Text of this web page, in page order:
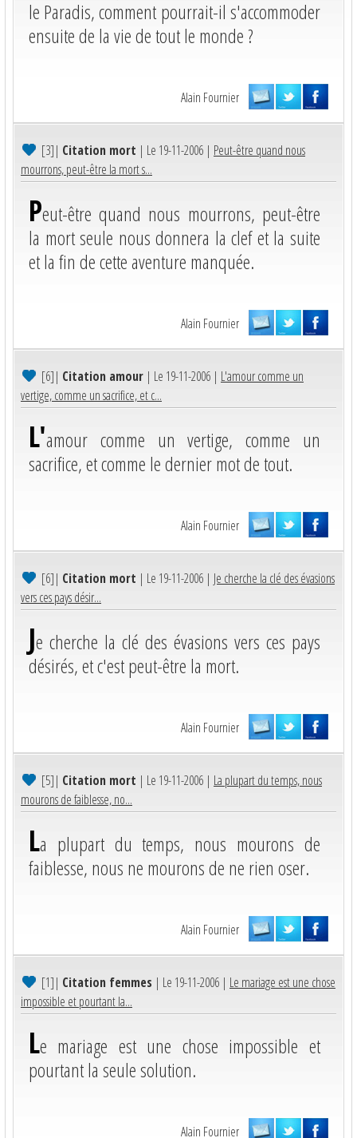
le Paradis, comment pourrait-il s'accommoder
ensuite de la vie de tout le monde ?
Alain Fournier
[3]| Citation mort | Le 19-11-2006 | Peut-être quand nous
mourrons, peut-être la mort s...
Peut-être quand nous mourrons, peut-être
la mort seule nous donnera la clef et la suite
et la fin de cette aventure manquée.
Alain Fournier
[6]| Citation amour | Le 19-11-2006 | L'amour comme un
vertige, comme un sacrifice, et c...
L'amour comme un vertige, comme un
sacrifice, et comme le dernier mot de tout.
Alain Fournier
[6]| Citation mort | Le 19-11-2006 | Je cherche la clé des évasions
vers ces pays désir...
Je cherche la clé des évasions vers ces pays
désirés, et c'est peut-être la mort.
Alain Fournier
[5]| Citation mort | Le 19-11-2006 | La plupart du temps, nous
mourons de faiblesse, no...
La plupart du temps, nous mourons de
faiblesse, nous ne mourons de ne rien oser.
Alain Fournier
[1]| Citation femmes | Le 19-11-2006 | Le mariage est une chose
impossible et pourtant la...
Le mariage est une chose impossible et
pourtant la seule solution.
Alain Fournier